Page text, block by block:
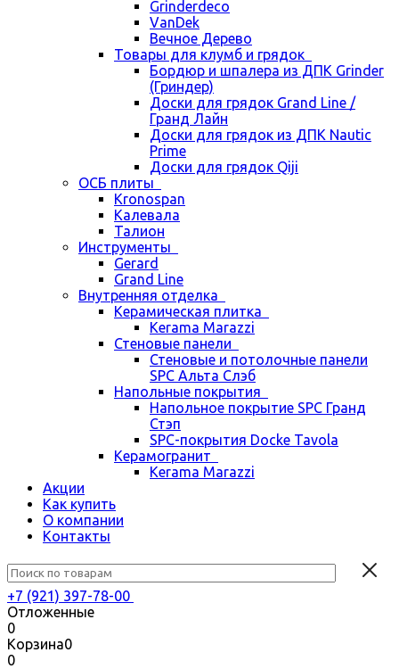
Grinderdeco
VanDek
Вечное Дерево
Товары для клумб и грядок
Бордюр и шпалера из ДПК Grinder
(Гриндер)
Доски для грядок Grand Line /
Гранд Лайн
Доски для грядок из ДПК Nautic
Prime
Доски для грядок Qiji
ОСБ плиты
Kronospan
Калевала
Талион
Инструменты
Gerard
Grand Line
Внутренняя отделка
Керамическая плитка
Kerama Marazzi
Стеновые панели
Стеновые и потолочные панели
SPC Альта Слэб
Напольные покрытия
Напольное покрытие SPC Гранд
Стэп
SPC-покрытия Docke Tavola
Керамогранит
Kerama Marazzi
Акции
Как купить
О компании
Контакты
+7 (921) 397-78-00
Отложенные
0
Корзина0
0